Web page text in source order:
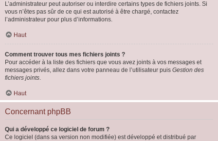
L’administrateur peut autoriser ou interdire certains types de fichiers joints. Si
vous n’êtes pas sûr de ce qui est autorisé à être chargé, contactez
l’administrateur pour plus d’informations.
Haut
Comment trouver tous mes fichiers joints ?
Pour accéder à la liste des fichiers que vous avez joints à vos messages et
messages privés, allez dans votre panneau de l’utilisateur puis Gestion des
fichiers joints.
Haut
Concernant phpBB
Qui a développé ce logiciel de forum ?
Ce logiciel (dans sa version non modifiée) est développé et distribué par